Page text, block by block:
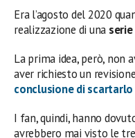
Era l’agosto del 2020
realizzazione di una
La prima idea, però, non
aver richiesto un
conclusione di
I fan, quindi, hanno
avrebbero mai visto le